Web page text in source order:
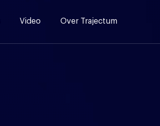
Video Over Trajectum